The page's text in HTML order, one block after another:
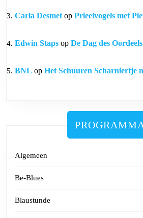
Carla Desmet op Prieelvogels met
Edwin Staps op De Dag des
BNL op Het Schuuren Scharniertje
Algemeen
Be-Blues
Blaustunde